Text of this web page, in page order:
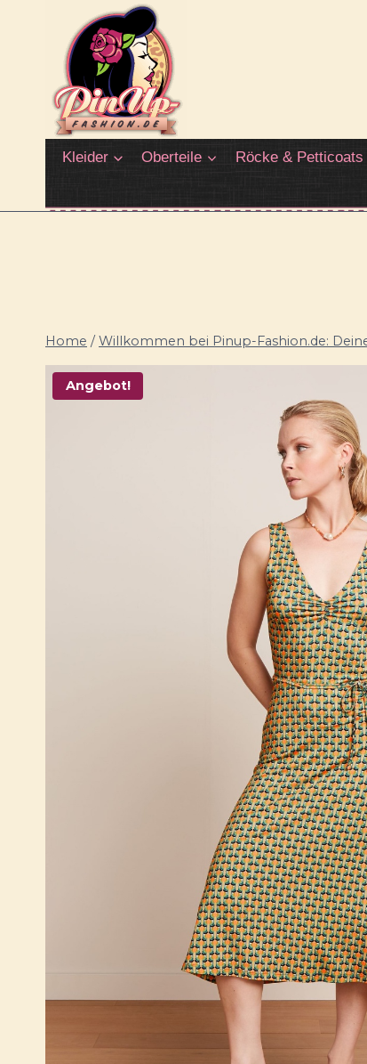
springen
Kleider Oberteile Röcke & Petticoats
Home / Willkommen bei Pinup-Fashion.de:
Angebot!